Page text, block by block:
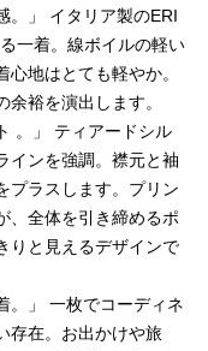
。」 イタリア製のERI
一着。線ボイルの軽い
地はとても軽やか。
裕を演出します。
。」 ティアードシル
インを強調。襟元と袖
プラスします。プリン
、全体を引き締めるポ
りと見えるデザインで
。」 一枚でコーディネ
存在。お出かけや旅